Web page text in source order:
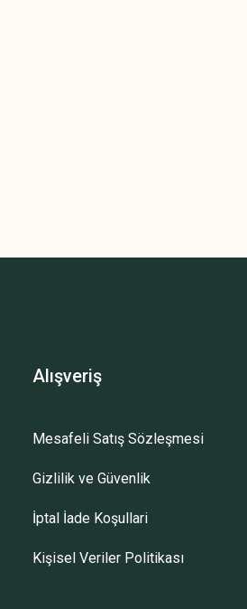
Alışveriş
Mesafeli Satış Sözleşmesi
Gizlilik ve Güvenlik
İptal İade Koşullari
Kişisel Veriler Politikası